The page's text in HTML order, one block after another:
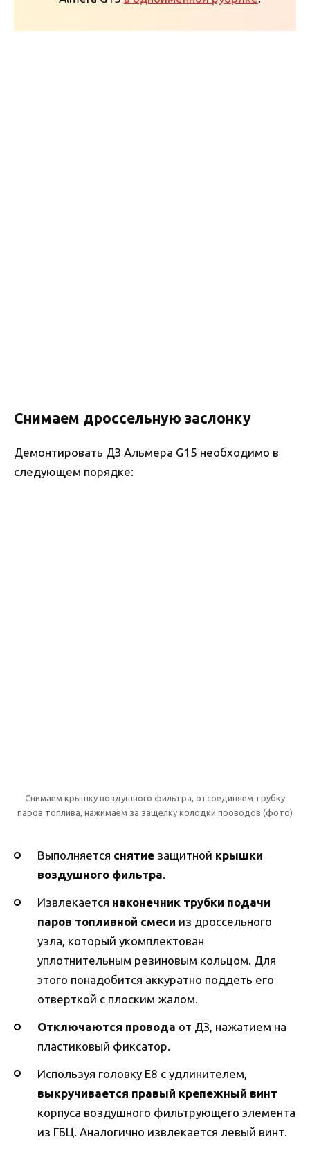
Снимаем дроссельную заслонку
Демонтировать ДЗ Альмера G15 необходимо в
следующем порядке:
Снимаем крышку воздушного фильтра, отсоединяем трубку
паров топлива, нажимаем за защелку колодки проводов (фото)
Выполняется снятие защитной крышки
воздушного фильтра.
Извлекается наконечник трубки подачи
паров топливной смеси из дроссельного
узла, который укомплектован
уплотнительным резиновым кольцом. Для
этого понадобится аккуратно поддеть его
отверткой с плоским жалом.
Отключаются провода от ДЗ, нажатием на
пластиковый фиксатор.
Используя головку E8 с удлинителем,
выкручивается правый крепежный винт
корпуса воздушного фильтрующего элемента
из ГБЦ. Аналогично извлекается левый винт.